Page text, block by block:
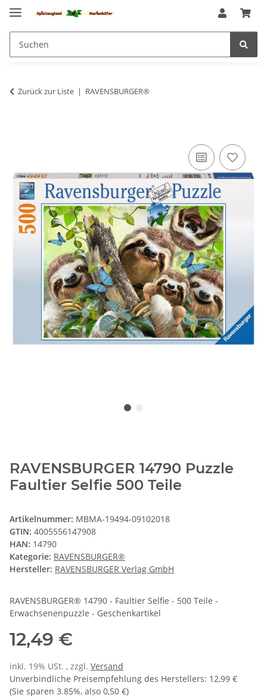
Zurück zur Liste RAVENSBURGER®
RAVENSBURGER 14790 Puzzle
Faultier Selfie 500 Teile
Artikelnummer: MBMA-19494-09102018
GTIN: 4005556147908
HAN: 14790
Kategorie: RAVENSBURGER®
Hersteller: RAVENSBURGER Verlag GmbH
RAVENSBURGER® 14790 - Faultier Selfie - 500 Teile -
Erwachsenenpuzzle - Geschenkartikel
12,49 €
inkl. 19% USt. , zzgl. Versand
Unverbindliche Preisempfehlung des Herstellers: 12,99 €
(Sie sparen 3.85%, also 0,50 €)